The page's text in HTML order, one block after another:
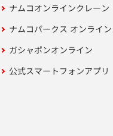
ナムコオンラインクレーン
ナムコパークス オンライ
ガシャポンオンライン
公式スマートフォンアプリ